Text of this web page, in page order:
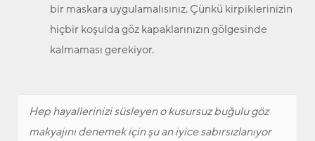
bir maskara uygulamalısınız. Çünkü kirpiklerinizin
hiçbir koşulda göz kapaklarınızın gölgesinde
kalmaması gerekiyor.
Hep hayallerinizi süsleyen o kusursuz buğulu göz
makyajını denemek için şu an iyice sabırsızlanıyor